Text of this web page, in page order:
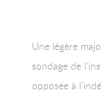
Une légère
sondage de
opposée à